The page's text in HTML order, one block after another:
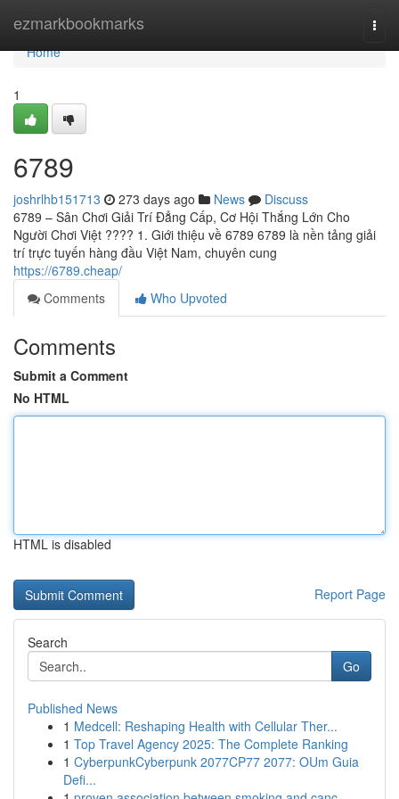
ezmarkbookmarks
Home
Home
1
6789
joshrlhb151713 273 days ago News
Discuss
6789 – Sân Chơi Giải Trí Đẳng Cấp, Cơ Hội Thắng Lớn Cho
Người Chơi Việt ???? 1. Giới thiệu về 6789 6789 là nền tảng giải
trí trực tuyến hàng đầu Việt Nam, chuyên cung
https://6789.cheap/
Comments
Who Upvoted
Comments
Submit a Comment
No HTML
HTML is disabled
Report Page
Search
Go
Published News
1 Medcell: Reshaping Health with Cellular Ther...
1 Top Travel Agency 2025: The Complete Ranking
1 CyberpunkCyberpunk 2077CP77 2077: OUm Guia
Defi...